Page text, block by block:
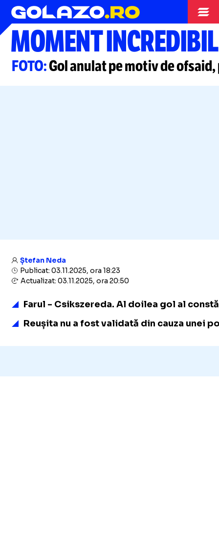
Superliga
MOMENT
FOTO:Gol anulat pe motiv de
Ștefan Neda
Publicat: 03.11.2025, ora 18:23
Actualizat: 03.11.2025, ora 20:50
Farul - Csikszereda. Al doilea gol al
Reușita nu a fost validată din cauza unei